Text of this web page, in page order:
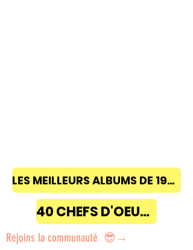
LES MEILLEURS ALBUMS DE 1968 à 2018
40 CHEFS D'OEUVRE
Rejoins la communauté 😎→